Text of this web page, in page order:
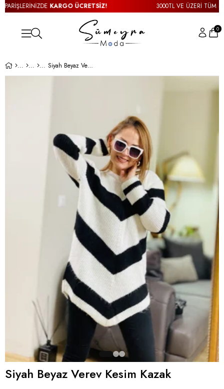
KARGO ÜCRETSİZ! 3000TL VE ÜZERİ TÜM
0
Siyah Beyaz Verev Kesim Kazak
Siyah Beyaz Verev Kesim Kazak